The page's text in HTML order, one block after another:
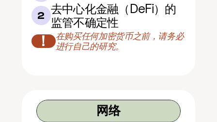
2 去中心化金融（DeFi）的
监管不确定性
！
在购买任何加密货币之前，请务必
进行自己的研究。
网络